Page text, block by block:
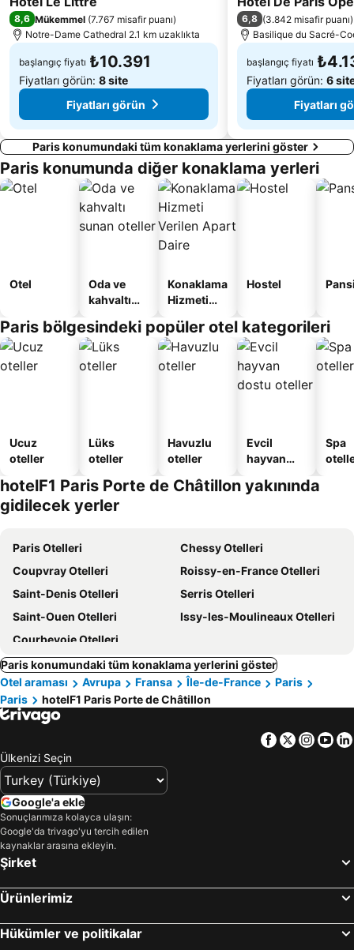
17 Bölge Batignolles
Châtelet Metro Station
Bercy
Montparnasse Tren İstasyonu
8,6 Mükemmel (7.767 misafir puanı)
Notre-Dame Cathedral 2.1 km uzaklıkta
başlangıç fiyatı ₺10.391
Fiyatları görün: 8 site
Fiyatları görün
6,8 (3.842 misafir puanı)
Basilique du Sacré-
başlangıç fiyatı
Fiyatları görün: 6
Fiyatları
Paris konumundaki tüm konaklama yerlerini göster
Paris konumunda diğer konaklama yerleri
Otel
Oda ve
kahvaltı
oteller
Konaklama
Hizmeti
Apart
Daire
Hostel
Paris bölgesindeki popüler otel kategorileri
Ucuz
oteller
Lüks
oteller
Havuzlu
oteller
Evcil
hayvan
oteller
Spa
hotelF1 Paris Porte de Châtillon yakınında
gidilecek yerler
Paris Otelleri
Chessy Otelleri
Coupvray Otelleri
Roissy-en-France Otelleri
Saint-Denis Otelleri
Serris Otelleri
Saint-Ouen Otelleri
Issy-les-Moulineaux Otelleri
Courbevoie Otelleri
Paris konumundaki tüm konaklama yerlerini göster
Otel araması
Avrupa Fransa Île-de-France
Paris
Paris
hotelF1 Paris Porte de Châtillon
Facebook
Twitter
Ülkenizi Seçin
Google'a ekle
Sonuçlarımıza kolayca ulaşın:
Google'da trivago'yu tercih edilen
kaynaklar arasına ekleyin.
Şirket
Ürünlerimiz
Hükümler ve politikalar